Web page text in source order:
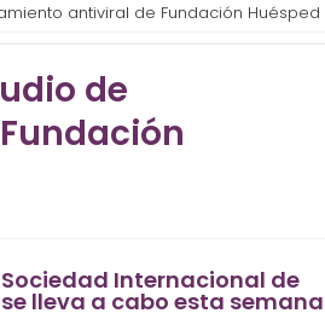
antiviral de Fundación Huésped
de
Internacional de
se lleva a cabo esta semana